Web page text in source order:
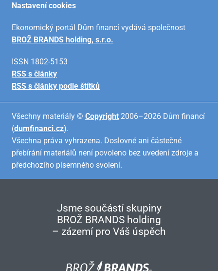
Nastavení cookies
Ekonomický portál Dům financí vydává společnost
BROŽ BRANDS holding, s.r.o.
ISSN 1802-5153
RSS s články
RSS s články podle štítků
Všechny materiály © Copyright 2006–2026 Dům financí
(dumfinanci.cz).
Všechna práva vyhrazena. Doslovné ani částečné
přebírání materiálů není povoleno bez uvedení zdroje a
předchozího písemného svolení.
Jsme součástí skupiny
BROŽ BRANDS holding
– zázemí pro Váš úspěch